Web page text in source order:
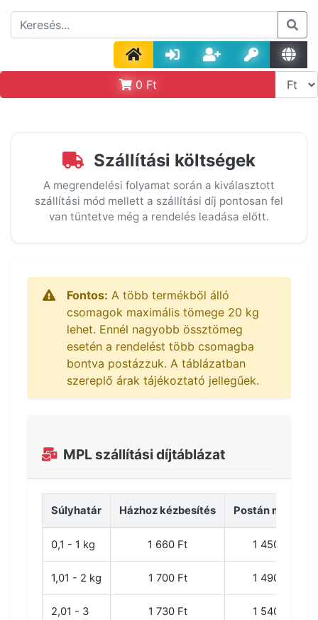
0 Ft
Szállítási költségek
A megrendelési folyamat során a kiválasztott
szállítási mód mellett a szállítási díj pontosan fel
van tüntetve még a rendelés leadása előtt.
Fontos: A több termékből álló
csomagok maximális tömege 20 kg
lehet. Ennél nagyobb össztömeg
esetén a rendelést több csomagba
bontva postázzuk. A táblázatban
szereplő árak tájékoztató jellegűek.
MPL szállítási díjtáblázat
Súlyhatár Házhoz kézbesítés Postán maradó
0,1 - 1 kg 1 660 Ft 1 450 Ft
1,01 - 2 kg 1 700 Ft 1 490 Ft
2,01 - 3
1 730 Ft 1 540 Ft